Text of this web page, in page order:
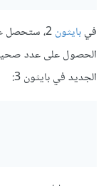
فيبايثون
الحصول على عدد صحيح
الجديد في بايثون 3: